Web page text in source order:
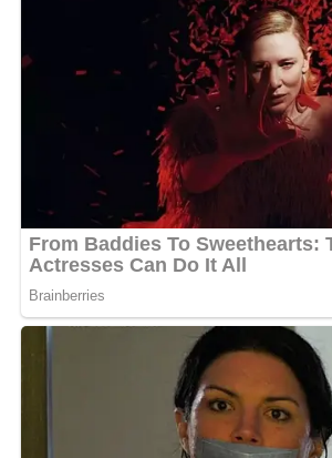
Bagikan ke
0 Facebook
Messenger 0